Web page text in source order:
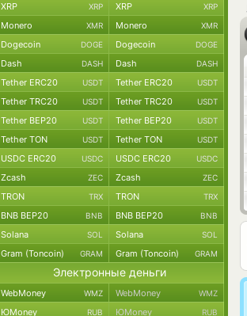
XRP XRP XRP XRP
Monero XMR Monero XMR
Dogecoin DOGE Dogecoin DOGE
Dash DASH Dash DASH
Tether ERC20 USDT Tether ERC20 USDT
Tether TRC20 USDT Tether TRC20 USDT
Tether BEP20 USDT Tether BEP20 USDT
Tether TON USDT Tether TON USDT
USDC ERC20 USDC USDC ERC20 USDC
Zcash ZEC Zcash ZEC
TRON TRX TRON TRX
BNB BEP20 BNB BNB BEP20 BNB
Solana SOL Solana SOL
Gram (Toncoin) GRAM Gram (Toncoin) GRAM
Электронные деньги
WebMoney WMZ WebMoney WMZ
ЮMoney RUB ЮMoney RUB